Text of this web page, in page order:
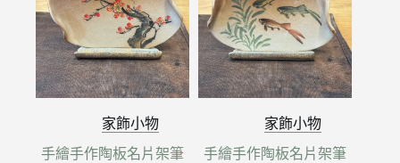
家飾小物
手繪手作陶板名片架筆
家飾小物
手繪手作陶板名片架筆